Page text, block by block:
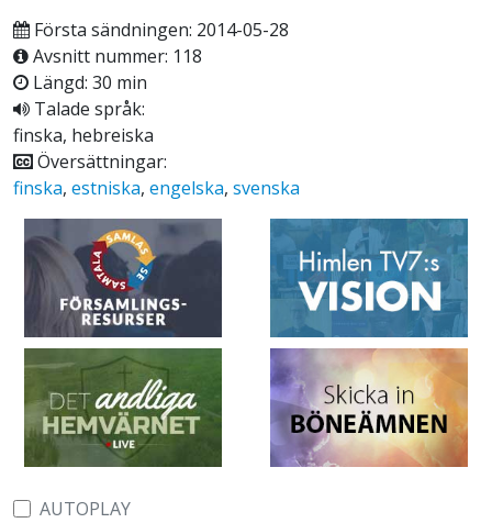
Första sändningen: 2014-05-28
Avsnitt nummer: 118
Längd: 30 min
Talade språk:
finska, hebreiska
Översättningar:
finska, estniska, engelska, svenska
AUTOPLAY